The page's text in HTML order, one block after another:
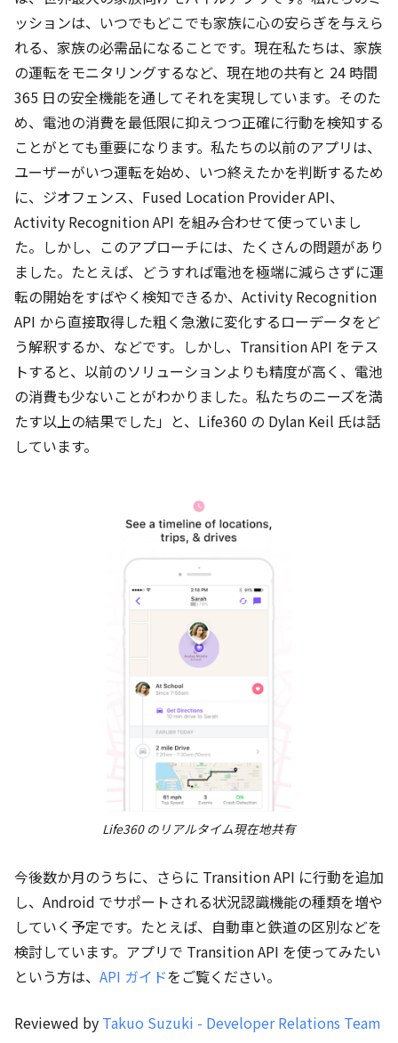
ッションは、いつでもどこでも家族に心の安らぎを与えら
れる、家族の必需品になることです。現在私たちは、家族
の運転をモニタリングするなど、現在地の共有と 24 時間
365 日の安全機能を通してそれを実現しています。そのた
め、電池の消費を最低限に抑えつつ正確に行動を検知する
ことがとても重要になります。私たちの以前のアプリは、
ユーザーがいつ運転を始め、いつ終えたかを判断するため
に、ジオフェンス、Fused Location Provider API、
Activity Recognition API を組み合わせて使っていまし
た。しかし、このアプローチには、たくさんの問題があり
ました。たとえば、どうすれば電池を極端に減らさずに運
転の開始をすばやく検知できるか、Activity Recognition
API から直接取得した粗く急激に変化するローデータをど
う解釈するか、などです。しかし、Transition API をテス
トすると、以前のソリューションよりも精度が高く、電池
の消費も少ないことがわかりました。私たちのニーズを満
たす以上の結果でした」と、Life360 の Dylan Keil 氏は話
しています。
Life360 のリアルタイム現在地共有
今後数か月のうちに、さらに Transition API に行動を追加
し、Android でサポートされる状況認識機能の種類を増や
していく予定です。たとえば、自動車と鉄道の区別などを
検討しています。アプリで Transition API を使ってみたい
という方は、 API ガイドをご覧ください。
Reviewed by Takuo Suzuki - Developer Relations Team